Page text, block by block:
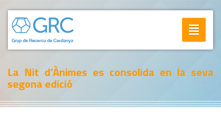
Toggle
La Nit d’Ànimes es consolida en la seva
segona edició